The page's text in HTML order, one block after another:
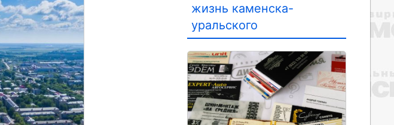
жизнь каменска-
уральского